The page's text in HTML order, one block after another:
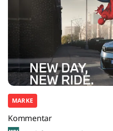
MARKE
Kommentar